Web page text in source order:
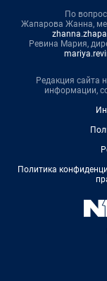
По
Жапарова Жанна,
Ревина Мария,
Редакция сайта
информации,
Политика